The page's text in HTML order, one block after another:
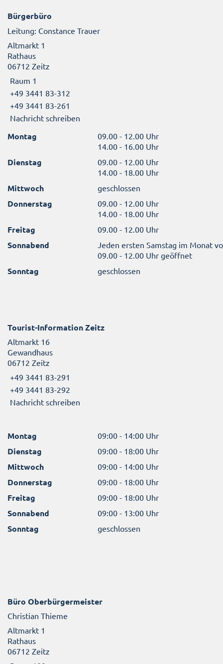
Bürgerbüro
Leitung: Constance Trauer
Altmarkt 1
Rathaus
06712 Zeitz
Raum 1
+49 3441 83-312
+49 3441 83-261
Nachricht schreiben
Montag
09.00 - 12.00 Uhr
14.00 - 16.00 Uhr
Dienstag
09.00 - 12.00 Uhr
14.00 - 18.00 Uhr
Mittwoch geschlossen
Donnerstag
09.00 - 12.00 Uhr
14.00 - 18.00 Uhr
Freitag 09.00 - 12.00 Uhr
Sonnabend
Jeden ersten Samstag im Monat
09.00 - 12.00 Uhr geöffnet
Sonntag geschlossen
Tourist-Information Zeitz
Altmarkt 16
Gewandhaus
06712 Zeitz
+49 3441 83-291
+49 3441 83-292
Nachricht schreiben
Montag 09:00 - 14:00 Uhr
Dienstag 09:00 - 18:00 Uhr
Mittwoch 09:00 - 14:00 Uhr
Donnerstag 09:00 - 18:00 Uhr
Freitag 09:00 - 18:00 Uhr
Sonnabend 09:00 - 13:00 Uhr
Sonntag geschlossen
Büro Oberbürgermeister
Christian Thieme
Altmarkt 1
Rathaus
06712 Zeitz